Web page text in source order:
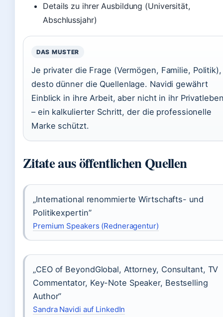
Details zu ihrer Ausbildung (Universität,
Abschlussjahr)
DAS MUSTER
Je privater die Frage (Vermögen, Familie, Politik),
desto dünner die Quellenlage. Navidi gewährt
Einblick in ihre Arbeit, aber nicht in ihr
– ein kalkulierter Schritt, der die professionelle
Marke schützt.
Zitate aus öffentlichen Quellen
„International renommierte Wirtschafts- und
Politikexpertin”
Premium Speakers (Redneragentur)
„CEO of BeyondGlobal, Attorney, Consultant, TV
Commentator, Key-Note Speaker, Bestselling
Author”
Sandra Navidi auf LinkedIn